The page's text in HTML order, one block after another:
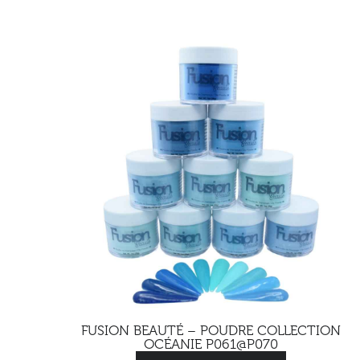
FUSION BEAUTÉ – POUDRE COLLECTION
OCÉANIE P061@P070